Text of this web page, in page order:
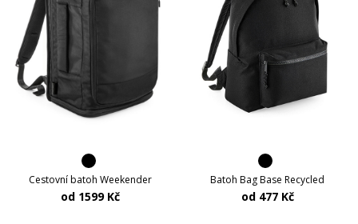
Cestovní batoh Weekender
od 1599 Kč
Batoh Bag Base Recycled
od 477 Kč